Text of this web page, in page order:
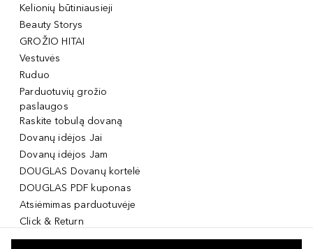
Kelionių būtiniausieji
Beauty Storys
GROŽIO HITAI
Vestuvės
Ruduo
Parduotuvių grožio
paslaugos
Raskite tobulą dovaną
Dovanų idėjos Jai
Dovanų idėjos Jam
DOUGLAS Dovanų kortelė
DOUGLAS PDF kuponas
Atsiėmimas parduotuvėje
Click & Return
DOUGLAS Grožio Kortelė